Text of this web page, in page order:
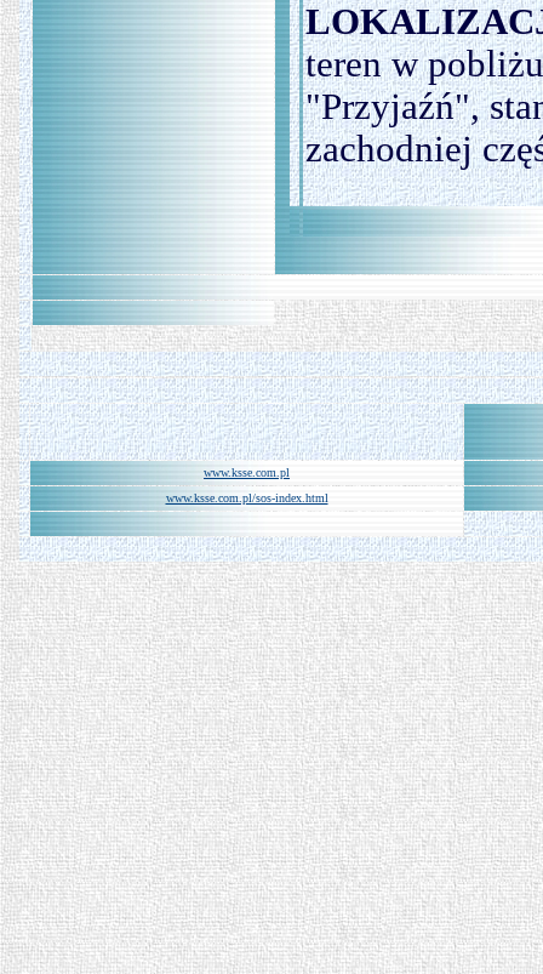
teren w
"Przyjaźń",
zachodniej
www.ksse.com.pl
www.ksse.com.pl/sos-index.html